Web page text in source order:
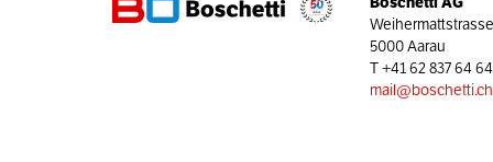
5000 Aarau
T+41 62 837 64 64
mail@boschetti.ch